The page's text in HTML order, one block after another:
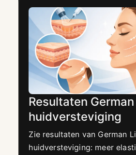
Resultaten
huidversteviging
Zie resultaten van German
huidversteviging: meer